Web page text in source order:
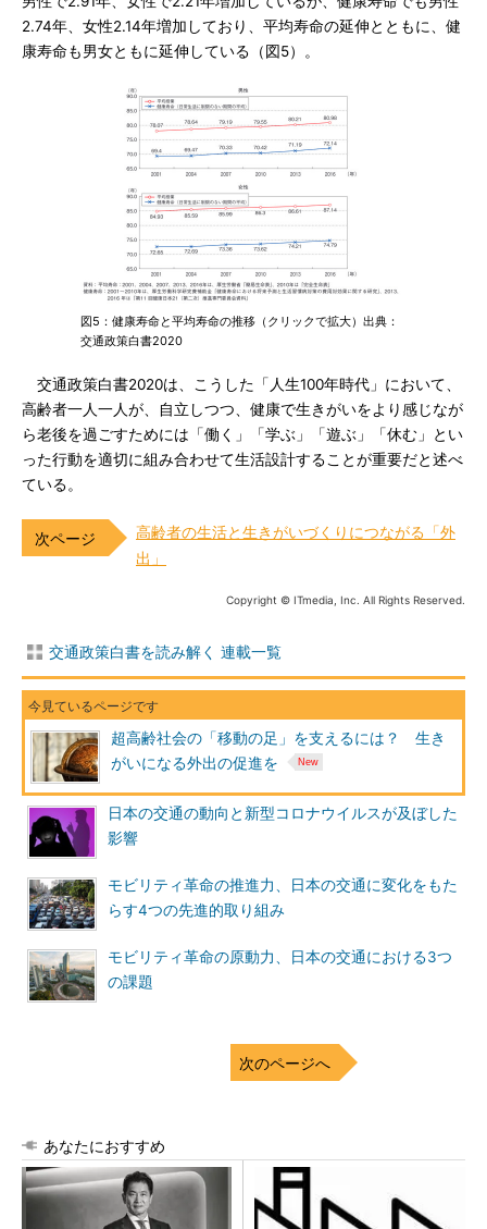
2.74年、女性2.14年増加しており、平均寿命の延伸とともに、健
康寿命も男女ともに延伸している（図5）。
図5：健康寿命と平均寿命の推移（クリックで拡大）出典：
交通政策白書2020
交通政策白書2020は、こうした「人生100年時代」において、
高齢者一人一人が、自立しつつ、健康で生きがいをより感じなが
ら老後を過ごすためには「働く」「学ぶ」「遊ぶ」「休む」とい
った行動を適切に組み合わせて生活設計することが重要だと述べ
ている。
高齢者の生活と生きがいづくりにつながる「外
出」
Copyright © ITmedia, Inc. All Rights Reserved.
交通政策白書を読み解く 連載一覧
超高齢社会の「移動の足」を支えるには？ 生き
がいになる外出の促進を
日本の交通の動向と新型コロナウイルスが及ぼした
影響
モビリティ革命の推進力、日本の交通に変化をもた
らす4つの先進的取り組み
モビリティ革命の原動力、日本の交通における3つ
の課題
次のページへ
あなたにおすすめ